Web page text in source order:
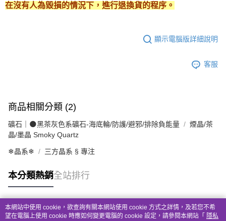
在沒有人為毀損的情況下，進行退換貨的程序。
顯示電腦版詳細說明
客服
商品相關分類 (2)
礦石｜🌑黑茶灰色系礦石-海底輪/防護/避邪/排除負能量
煙晶/茶
晶/墨晶 Smoky Quartz
❄晶系❄ 三方晶系 § 專注
本分類熱銷全站排行
熱門標籤
本網站中使用 cookie，欲查詢有關本網站使用 cookie 方式之詳情，及若您不希
望在電腦上使用 cookie 時應如何變更電腦的 cookie 設定，請參閱本網站「 隱私